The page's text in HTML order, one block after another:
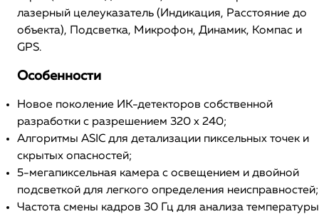
лазерный целеуказатель (Индикация, Расстояние до
объекта), Подсветка, Микрофон, Динамик, Компас и
GPS.
Особенности
Новое поколение ИК-детекторов собственной
разработки с разрешением 320 x 240;
Алгоритмы ASIC для детализации пиксельных точек и
скрытых опасностей;
5-мегапиксельная камера с освещением и двойной
подсветкой для легкого определения неисправностей;
Частота смены кадров 30 Гц для анализа температуры